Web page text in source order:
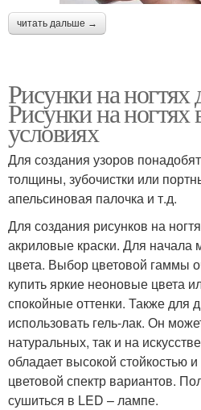
читать дальше →
Рисунки на
Рисунки на
условиях
Для создания узоров
толщины, зубочистки или
апельсиновая палочка и т.д.
Для создания рисунков на
акриловые краски. Для начала
цвета. Выбор цветовой гаммы
купить яркие неоновые цвета
спокойные оттенки. Также для
использовать гель-лак. Он
натуральных, так и на
обладает высокой стойкостью
цветовой спектр вариантов.
сушиться в LED – лампе.